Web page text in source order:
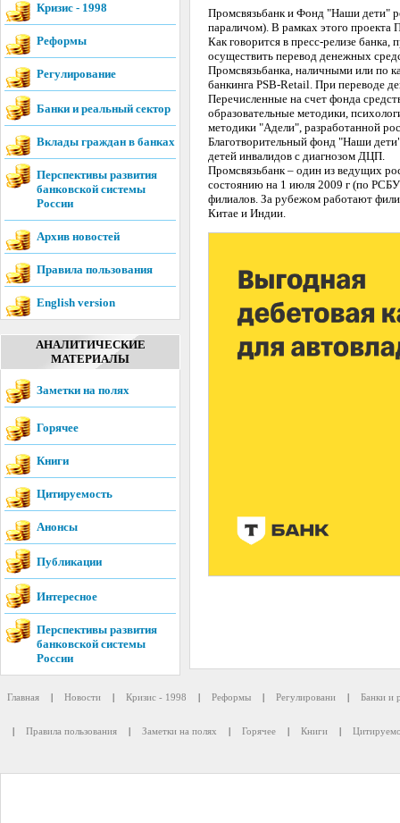
Кризис - 1998
Реформы
Регулирование
Банки и реальный сектор
Вклады граждан в банках
Перспективы развития
банковской системы
России
Архив новостей
Правила пользования
English version
АНАЛИТИЧЕСКИЕ
МАТЕРИАЛЫ
Заметки на полях
Горячее
Книги
Цитируемость
Анонсы
Публикации
Интересное
Перспективы развития
банковской системы
России
Промсвязьбанк и Фонд "Наши дети"
параличом). В рамках этого проекта
Как говорится в пресс-релизе
осуществить перевод денежных
Промсвязьбанка, наличными или по
банкинга PSB-Retail. При переводе
Перечисленные на счет фонда
образовательные методики,
методики "Адели", разработанной
Благотворительный фонд "Наши
детей инвалидов с диагнозом ДЦП.
Промсвязьбанк – один из ведущих
состоянию на 1 июля 2009 г (по
филиалов. За рубежом работают
Китае и Индии.
Главная | Новости | Кризис - 1998 | Реформы | Регулировани | Банки и
| Правила пользования | Заметки на полях | Горячее | Книги |